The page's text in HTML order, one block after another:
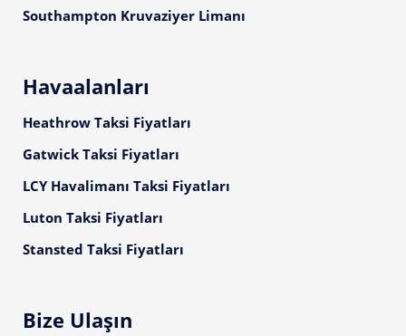
Southampton Kruvaziyer Limanı
Havaalanları
Heathrow Taksi Fiyatları
Gatwick Taksi Fiyatları
LCY Havalimanı Taksi Fiyatları
Luton Taksi Fiyatları
Stansted Taksi Fiyatları
Bize Ulaşın